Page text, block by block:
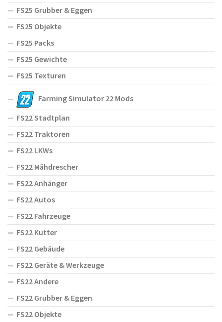
FS25 Grubber & Eggen
FS25 Objekte
FS25 Packs
FS25 Gewichte
FS25 Texturen
Farming Simulator 22 Mods
FS22 Stadtplan
FS22 Traktoren
FS22 LKWs
FS22 Mähdrescher
FS22 Anhänger
FS22 Autos
FS22 Fahrzeuge
FS22 Kutter
FS22 Gebäude
FS22 Geräte & Werkzeuge
FS22 Andere
FS22 Grubber & Eggen
FS22 Objekte